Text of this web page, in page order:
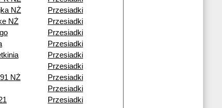
NŻ
Przesiadki
NŻ
Przesiadki
Przesiadki
Przesiadki
Przesiadki
Przesiadki
NŻ
Przesiadki
Przesiadki
Przesiadki